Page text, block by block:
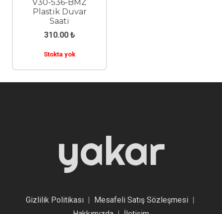
V30-536-BMZ
Plastik Duvar
Saati
310.00 ₺
Stokta yok
yakar
Gizlilik Politikası| Mesafeli Satış Sözleşmesi|